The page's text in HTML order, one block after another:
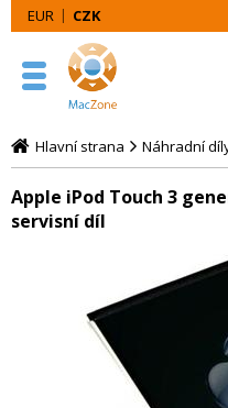
EUR CZK
Hlavní strana Náhradní
Apple iPod Touch 3
servisní díl